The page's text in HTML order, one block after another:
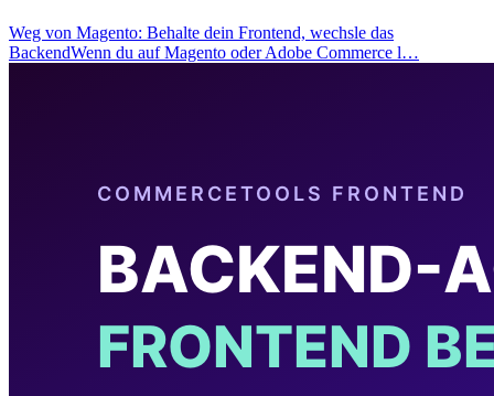
Weg von Magento: Behalte dein Frontend, wechsle das
BackendWenn du auf Magento oder Adobe Commerce l…